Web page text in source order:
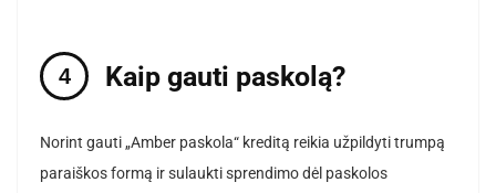
Kaip gauti paskolą?
Norint gauti „Amber paskola“ kreditą reikia užpildyti trumpą
paraiškos formą ir sulaukti sprendimo dėl paskolos